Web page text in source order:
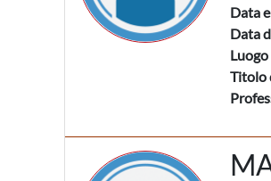
Data
Data
Titolo